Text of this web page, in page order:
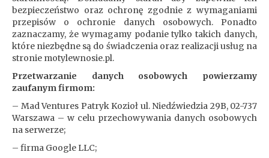
bezpieczeństwo oraz ochronę zgodnie z wymaganiami
przepisów o ochronie danych osobowych. Ponadto
zaznaczamy, że wymagamy podanie tylko takich danych,
które niezbędne są do świadczenia oraz realizacji usług na
stronie motylewnosie.pl.
Przetwarzanie danych osobowych powierzamy
zaufanym firmom:
– Mad Ventures Patryk Kozioł ul. Niedźwiedzia 29B, 02-737
Warszawa – w celu przechowywania danych osobowych
na serwerze;
– firma Google LLC;